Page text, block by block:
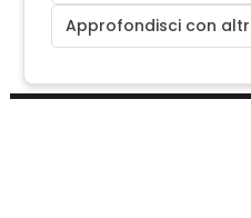
Approfondisci con